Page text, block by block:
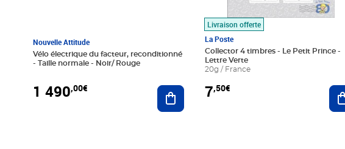
Nouvelle Attitude
Vélo électrique du facteur, reconditionné
- Taille normale - Noir/ Rouge
1 490,00€ Ajouter au panier
Livraison offerte
La Poste
Collector 4 timbres - Le Petit Prince -
Lettre Verte
20g / France
7,50€